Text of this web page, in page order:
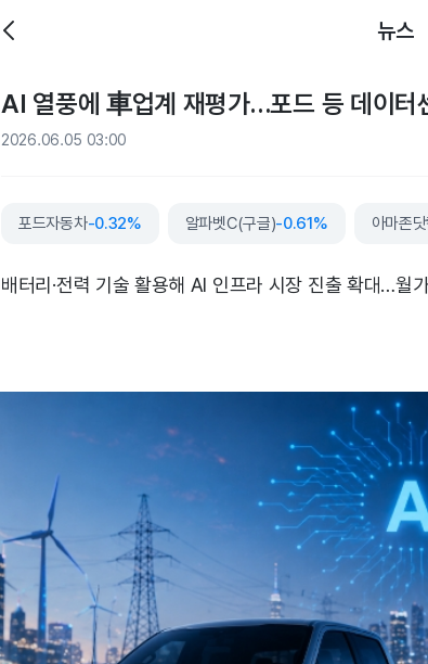
뉴스
AI 열풍에 車업계 재평가…포드 등 데이터
2026.06.05 03:00
포드자동차-0.32% 알파벳C(구글)-0.61% 아마존닷
배터리·전력 기술 활용해 AI 인프라 시장 진출 확대…월